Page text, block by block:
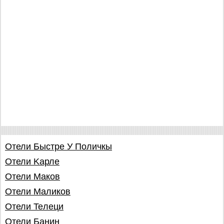
Отели Быстре У Поличкы
Отели Kaрле
Отели Maков
Отели Maликов
Отели Teлеци
Отели Банин